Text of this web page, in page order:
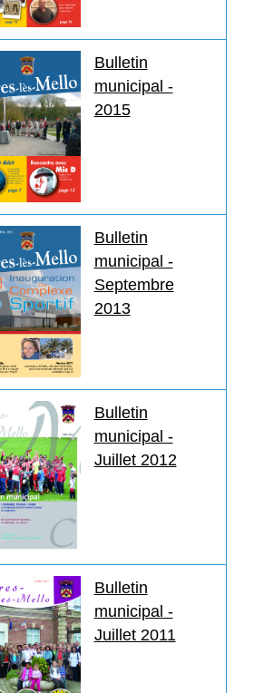
Bulletin
municipal -
2015
Bulletin
municipal -
Septembre
2013
Bulletin
municipal -
Juillet 2012
Bulletin
municipal -
Juillet 2011